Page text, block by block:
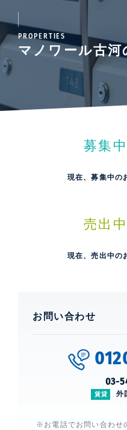
PROPERTIES
マノワール古河
募集中
現在、募集中の
売出中
現在、売出中の
お問い合わせ
03-
賃貸 外
※お電話でお問い合わせ